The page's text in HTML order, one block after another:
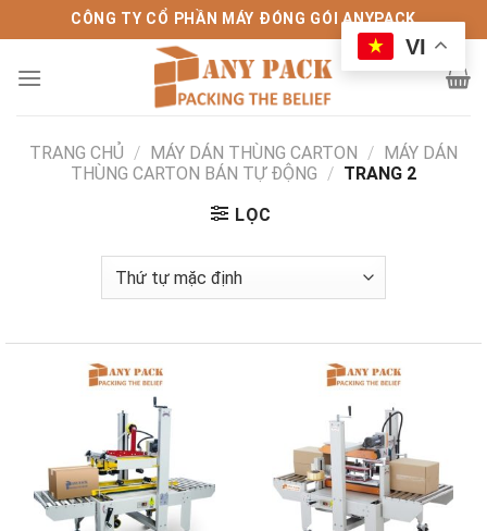
qua
nội
CÔNG TY CỔ PHẦN MÁY ĐÓNG GÓI ANYPACK
TRANG CHỦ / MÁY DÁN THÙNG CARTON / MÁY DÁN
THÙNG CARTON BÁN TỰ ĐỘNG / TRANG 2
LỌC
VI